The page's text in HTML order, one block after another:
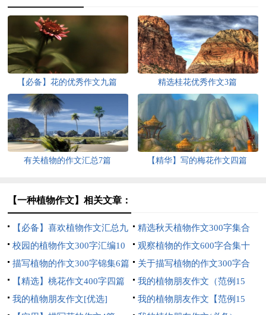
【必备】花的优秀作文九篇 精选桂花优秀作文3篇
有关植物的作文汇总7篇 【精华】写的梅花作文四篇
【一种植物作文】相关文章：
【必备】喜欢植物作文汇总九
篇
精选秋天植物作文300字集合
九篇
校园的植物作文300字汇编10
篇
观察植物的作文600字合集十
篇
描写植物的作文300字锦集6篇
关于描写植物的作文300字合
集九篇
【精选】桃花作文400字四篇
我的植物朋友作文（范例15
篇）
我的植物朋友作文[优选]
我的植物朋友作文【范例15